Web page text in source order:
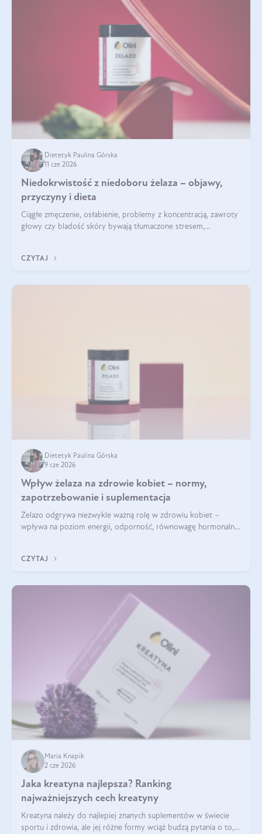
Dietetyk Paulina Górska
11 cze 2026
Niedokrwistość z niedoboru żelaza – objawy,
przyczyny i dieta
Ciągłe zmęczenie, osłabienie, problemy z koncentracją, zawroty
głowy czy bladość skóry bywają tłumaczone stresem,
CZYTAJ
Dietetyk Paulina Górska
9 cze 2026
Wpływ żelaza na zdrowie kobiet – normy,
zapotrzebowanie i suplementacja
Żelazo odgrywa niezwykle ważną rolę w zdrowiu kobiet –
wpływa na poziom energii, odporność, równowagę hormonalną
zawrotów głowy czy problemów z
CZYTAJ
Maria Knapik
2 cze 2026
Jaka kreatyna najlepsza? Ranking
najważniejszych cech kreatyny
Kreatyna należy do najlepiej znanych suplementów w świecie
sportu i zdrowia, ale jej różne formy wciąż budzą pytania o to,